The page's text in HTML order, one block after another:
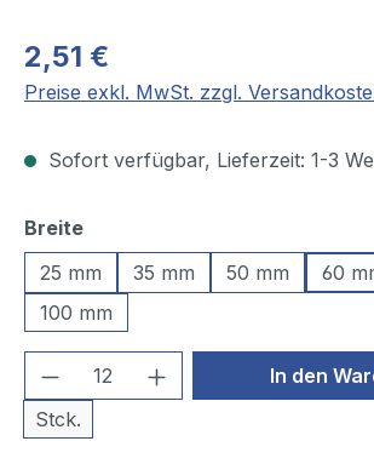
2,51 €
Preise exkl. MwSt. zzgl.
Sofort verfügbar, Lieferzeit: 1-3
Breiteauswählen
25 mm
35 mm 50 mm 60
100 mm
Produkt Anzahl: Gib den
Stck.
In den